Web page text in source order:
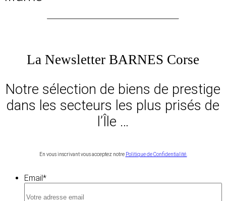
La Newsletter BARNES Corse
Notre sélection de biens de prestige
dans les secteurs les plus prisés de
l’Île …
En vous inscrivant vous acceptez notre Politique de Confidentialité.
Email*